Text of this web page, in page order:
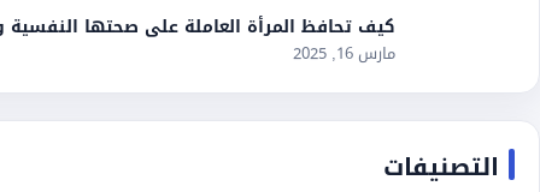
كيف تحافظ المرأة العاملة على صحتها
مارس 16, 2025
التصنيفات